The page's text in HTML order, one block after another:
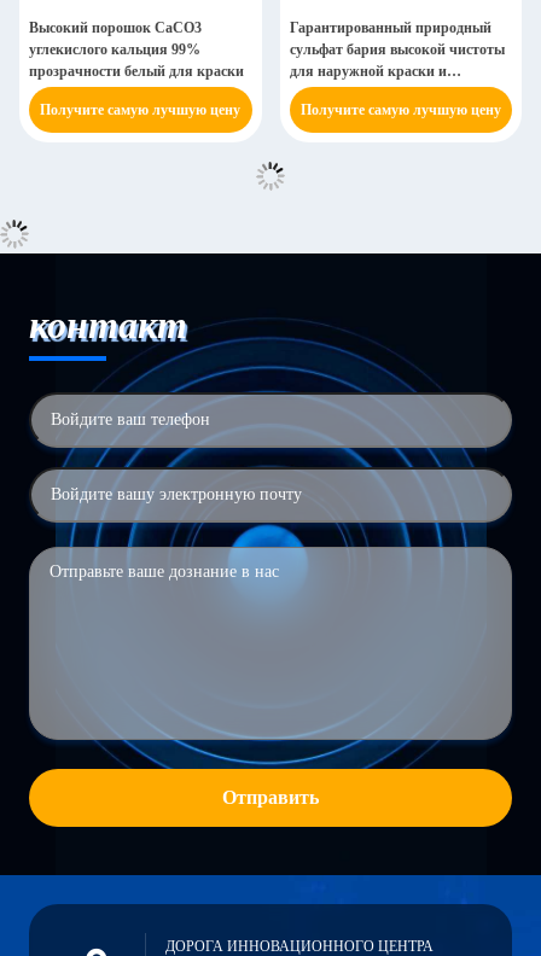
Высокий порошок CaCO3
углекислого кальция 99%
прозрачности белый для краски
Получите самую лучшую цену
Гарантированный природный
сульфат бария высокой чистоты
для наружной краски и
нетоксичного покрытия сосудов
Получите самую лучшую цену
контакт
Отправить
ДОРОГА ИННОВАЦИОННОГО ЦЕНТРА